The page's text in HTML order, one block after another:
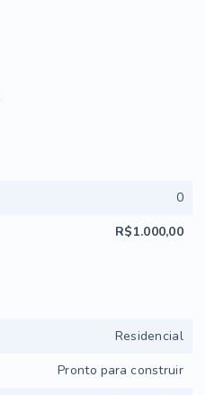
0
R$1.000,00
Residencial
Pronto para construir